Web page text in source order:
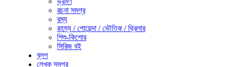
রচনা সমগ্র
রম্য
রহস্য / গোয়েন্দা / ভৌতিক / থ্রিলার
শিশু-কিশোর
সিরিজ বই
ব্লগ
লেখক সমগ্র